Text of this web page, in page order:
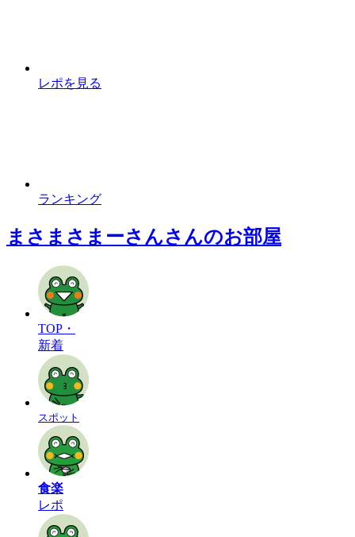
レポを見る
ランキング
まさまさまーさんさんのお部屋
TOP・
新着
スポット
食楽
レポ